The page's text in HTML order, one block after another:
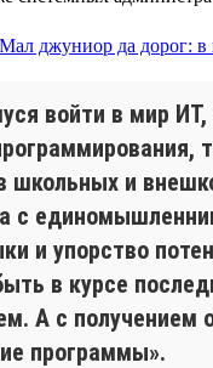
войти в мир
школьных и
с
и упорство
в курсе
А с получением
программы».